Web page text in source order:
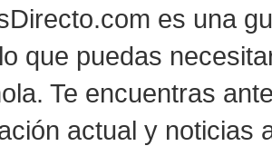
es una
que puedas
Te encuentras
actual y noticias